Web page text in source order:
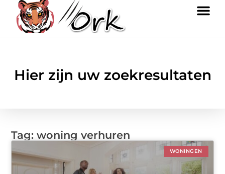
Hier zijn uw zoekresultaten
Tag: woning verhuren
WONINGEN